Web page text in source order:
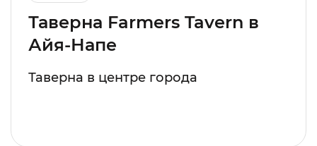
Таверна Farmers Tavern в
Айя-Напе
Таверна в центре города